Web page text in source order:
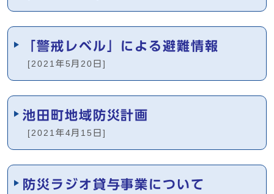
「警戒レベル」による避難情報
[2021年5月20日]
池田町地域防災計画
[2021年4月15日]
防災ラジオ貸与事業について